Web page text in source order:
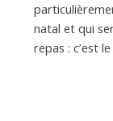
natal et qui
repas : c’est